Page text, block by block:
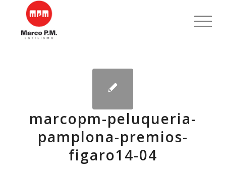
marcopm-peluqueria-
pamplona-premios-
figaro14-04